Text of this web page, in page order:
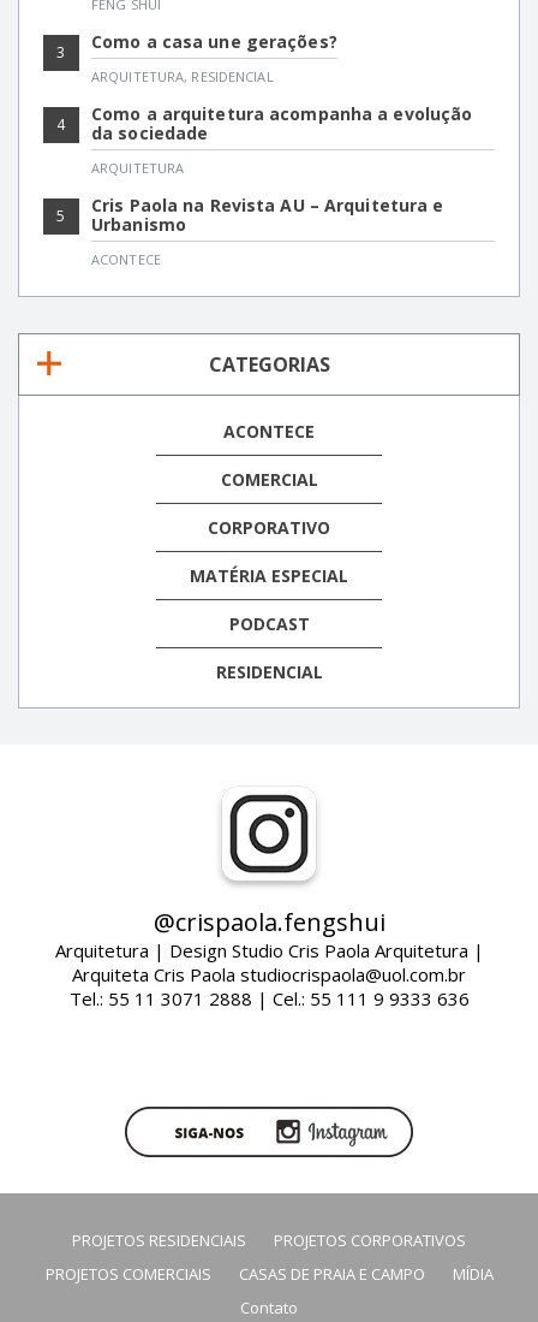
FENG SHUI
3 Como a casa une gerações?
ARQUITETURA, RESIDENCIAL
4
Como a arquitetura acompanha a evolução
da sociedade
ARQUITETURA
5
Cris Paola na Revista AU – Arquitetura e
Urbanismo
ACONTECE
CATEGORIAS
ACONTECE
COMERCIAL
CORPORATIVO
MATÉRIA ESPECIAL
PODCAST
RESIDENCIAL
@crispaola.fengshui
Arquitetura | Design Studio Cris Paola Arquitetura |
Arquiteta Cris Paola studiocrispaola@uol.com.br
Tel.: 55 11 3071 2888 | Cel.: 55 111 9 9333 636
PROJETOS RESIDENCIAIS
PROJETOS CORPORATIVOS
PROJETOS COMERCIAIS
CASAS DE PRAIA E CAMPO
MÍDIA
Contato